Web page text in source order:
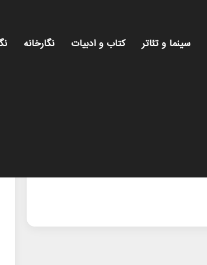
سینما و تئاتر کتاب و ادبیات نگارخانه